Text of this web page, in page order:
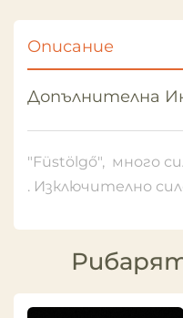
Описание
Допълнителна
"Füstölgő", много
. Изключително